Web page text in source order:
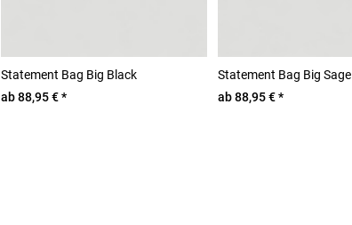
Statement Bag Big Black
ab 88,95 € *
Statement Bag Big Sage
ab 88,95 € *